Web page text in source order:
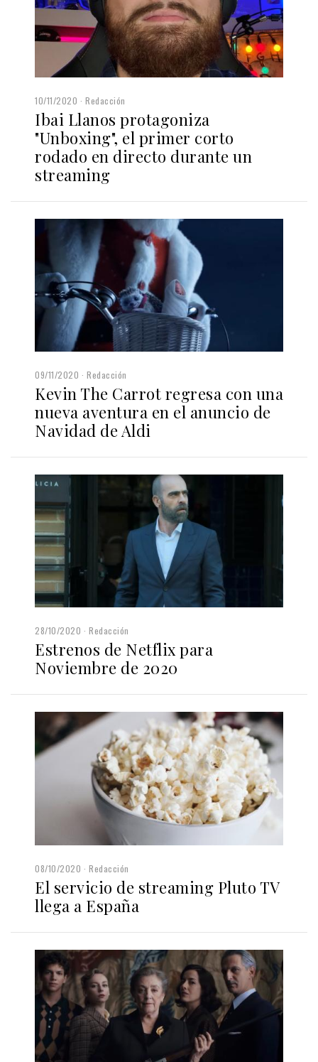
10/11/2020 Redacción
Ibai Llanos protagoniza
"Unboxing", el primer corto
rodado en directo durante un
streaming
09/11/2020 Redacción
Kevin The Carrot regresa con una
nueva aventura en el anuncio de
Navidad de Aldi
28/10/2020 Redacción
Estrenos de Netflix para
Noviembre de 2020
08/10/2020 Redacción
El servicio de streaming Pluto TV
llega a España